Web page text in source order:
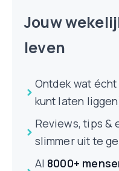
Jouw
leven
Ontdek wat
kunt laten
Reviews, tips &
slimmer uit te
Al 8000+